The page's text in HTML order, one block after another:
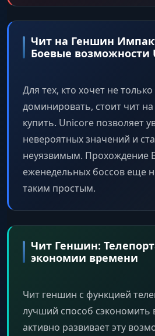
Чит на Геншин
Боевые возможности
Для тех, кто хочет не
доминировать, стоит чит
купить. Unicore позволяет
невероятных значений и
неуязвимым. Прохождение
еженедельных боссов еще
таким простым.
Чит Геншин:
экономии времени
Чит геншин с функцией
лучший способ сэкономить
активно развивает эту